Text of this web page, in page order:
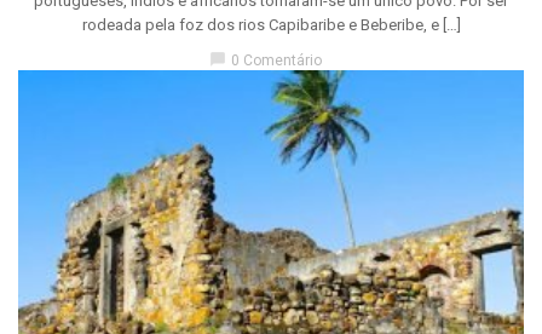
rodeada pela foz dos rios Capibaribe e Beberibe, e […]
chat_bubble 0 Comentário